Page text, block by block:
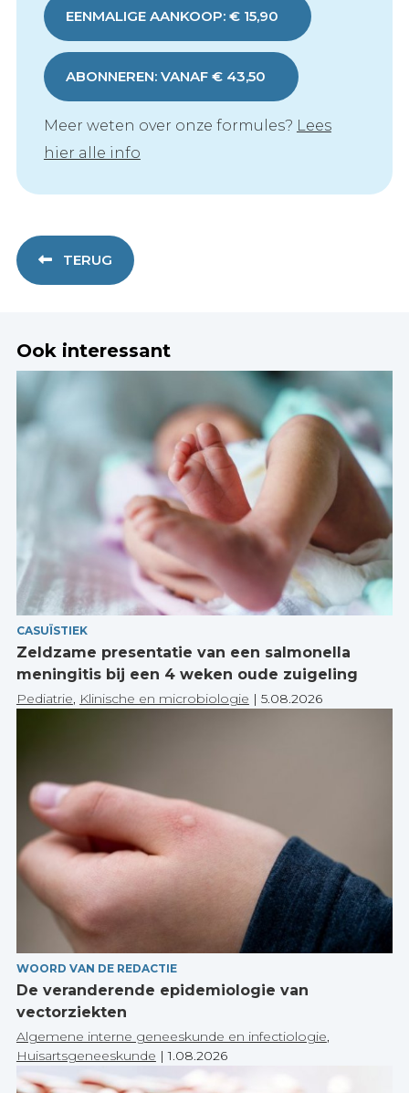
EENMALIGE AANKOOP: € 15,90
ABONNEREN: VANAF € 43,50
Meer weten over onze formules? Lees
hier alle info
TERUG
Ook interessant
CASUÏSTIEK
Zeldzame presentatie van een salmonella
meningitis bij een 4 weken oude zuigeling
Pediatrie, Klinische en microbiologie | 5.08.2026
WOORD VAN DE REDACTIE
De veranderende epidemiologie van
vectorziekten
Algemene interne geneeskunde en infectiologie,
Huisartsgeneeskunde |1.08.2026